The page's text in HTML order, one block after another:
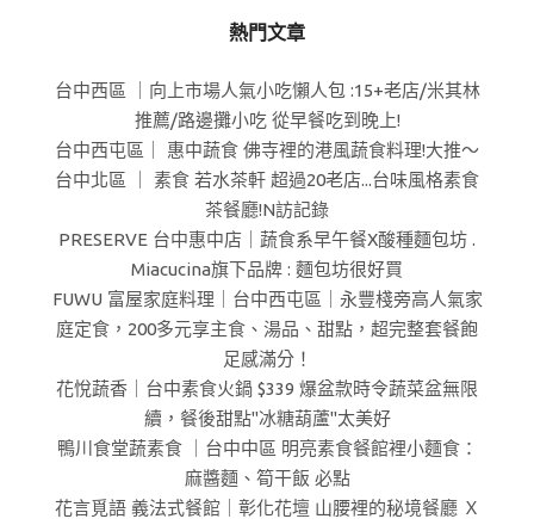
熱門文章
台中西區 ｜向上市場人氣小吃懶人包 :15+老店/米其林
推薦/路邊攤小吃 從早餐吃到晚上!
台中西屯區｜ 惠中蔬食 佛寺裡的港風蔬食料理!大推～
台中北區 ｜ 素食 若水茶軒 超過20老店...台味風格素食
茶餐廳!N訪記錄
PRESERVE 台中惠中店｜蔬食系早午餐X酸種麵包坊 .
Miacucina旗下品牌 : 麵包坊很好買
FUWU 富屋家庭料理｜台中西屯區｜永豐棧旁高人氣家
庭定食，200多元享主食、湯品、甜點，超完整套餐飽
足感滿分！
花悅蔬香｜台中素食火鍋 $339 爆盆款時令蔬菜盆無限
續，餐後甜點"冰糖葫蘆"太美好
鴨川食堂蔬素食 ｜台中中區 明亮素食餐館裡小麵食：
麻醬麵、筍干飯 必點
花言覓語 義法式餐館｜彰化花壇 山腰裡的秘境餐廳 Ｘ